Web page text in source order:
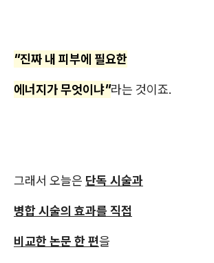
"진짜 내 피부에 필요한
에너지가 무엇이냐"라는 것이죠.
그래서 오늘은 단독 시술과
병합 시술의 효과를 직접
비교한 논문 한 편을